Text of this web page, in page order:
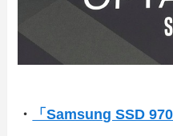
・ 「Samsung SSD